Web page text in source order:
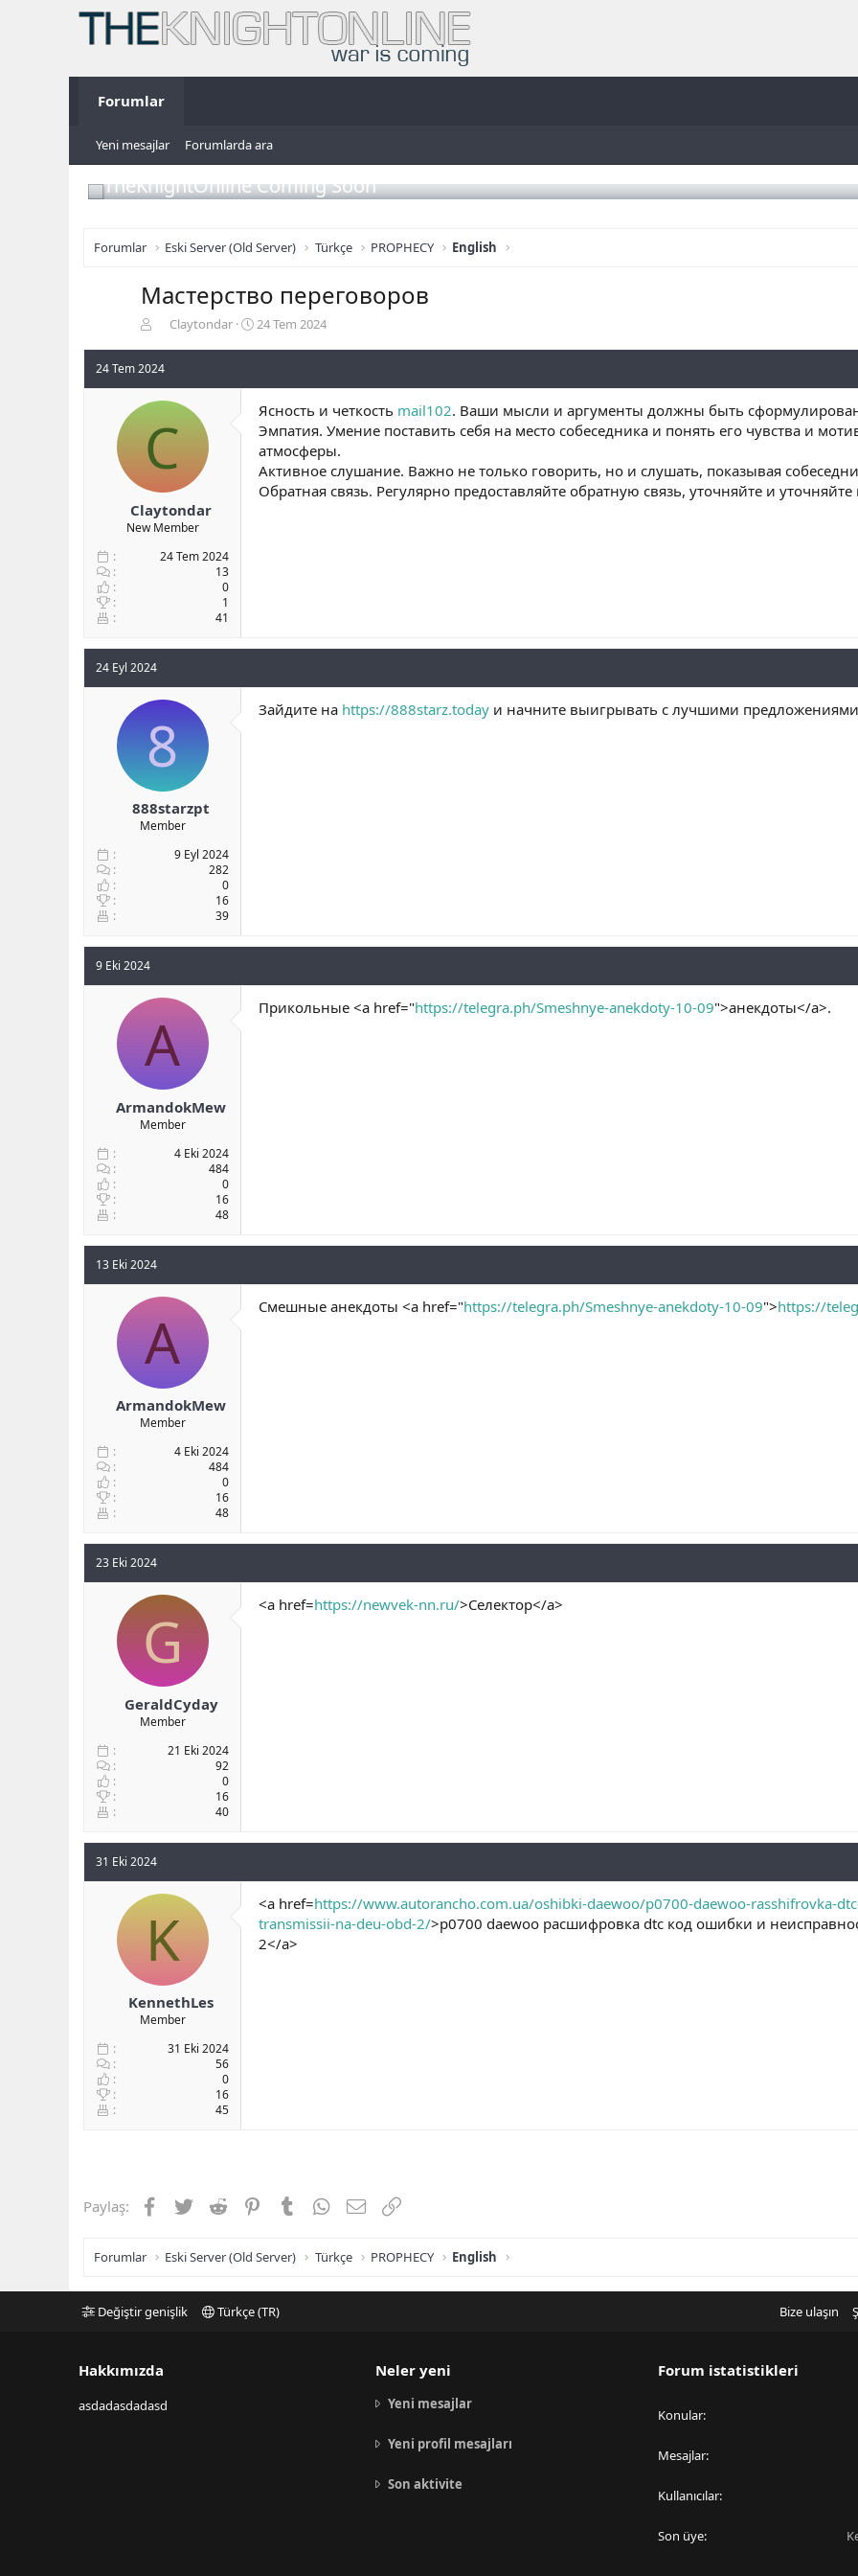
Forumlar
Yeni mesajlar Forumlarda ara
TheKnightOnline Coming Soon
Forumlar Eski Server (Old Server) Türkçe PROPHECY English
Мастерство переговоров
b
u
u
b
a
l
a
t
n
Claytondar
B
a
n
g
ç
t
a
24 Tem 2024
24 Tem 2024
C
Claytondar
New Member
24 Tem 2024
13
0
1
41
Ясность и четкость mail102. Ваши мысли и аргументы должны быть
Эмпатия. Умение поставить себя на место собеседника и понять его чувства и
атмосферы.
Активное слушание. Важно не только говорить, но и слушать, показывая
Обратная связь. Регулярно предоставляйте обратную связь, уточняйте и
24 Eyl 2024
8
888starzpt
Member
9 Eyl 2024
282
0
16
39
Зайдите на https://888starz.today и начните выигрывать с лучшими
9 Eki 2024
A
ArmandokMew
Member
4 Eki 2024
484
0
16
48
Прикольные <a href="https://telegra.ph/Smeshnye-anekdoty-10-09">анекдоты</a>.
13 Eki 2024
A
ArmandokMew
Member
4 Eki 2024
484
0
16
48
Смешные анекдоты <a href="https://telegra.ph/Smeshnye-anekdoty-10-09">https://
23 Eki 2024
G
GeraldCyday
Member
21 Eki 2024
92
0
16
40
<a href=https://newvek-nn.ru/>Селектор</a>
31 Eki 2024
K
KennethLes
Member
31 Eki 2024
56
0
16
45
<a href=https://www.autorancho.com.ua/oshibki-daewoo/p0700-daewoo-rasshifrovka-
transmissii-na-deu-obd-2/>p0700 daewoo расшифровка dtc код ошибки и
2</a>
Paylaş: Facebook
TwitterReddit PinterestTumblrWhatsApp
E-postaLink
Forumlar Eski Server (Old Server) Türkçe PROPHECY English
Değiştir genişlik Türkçe (TR) Bize ulaşın
Hakkımızda
asdadasdadasd
Neler yeni
Yeni mesajlar
Yeni profil mesajları
Son aktivite
Forum istatistikleri
Konular
Mesajlar
Kullanıcılar
Son üye